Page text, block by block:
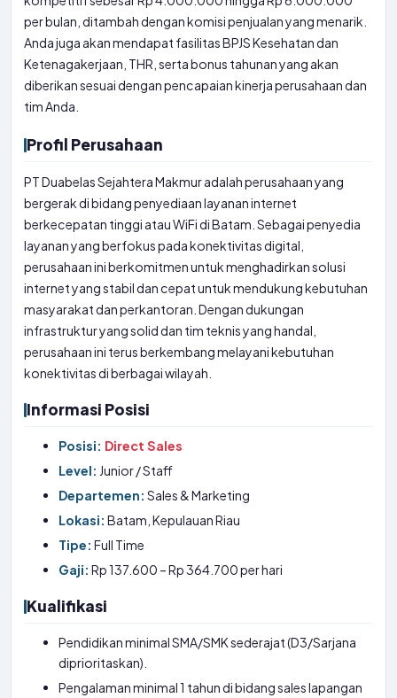
per bulan, ditambah dengan komisi penjualan yang menarik.
Anda juga akan mendapat fasilitas BPJS Kesehatan dan
Ketenagakerjaan, THR, serta bonus tahunan yang akan
diberikan sesuai dengan pencapaian kinerja perusahaan dan
tim Anda.
Profil Perusahaan
PT Duabelas Sejahtera Makmur adalah perusahaan yang
bergerak di bidang penyediaan layanan internet
berkecepatan tinggi atau WiFi di Batam. Sebagai penyedia
layanan yang berfokus pada konektivitas digital,
perusahaan ini berkomitmen untuk menghadirkan solusi
internet yang stabil dan cepat untuk mendukung kebutuhan
masyarakat dan perkantoran. Dengan dukungan
infrastruktur yang solid dan tim teknis yang handal,
perusahaan ini terus berkembang melayani kebutuhan
konektivitas di berbagai wilayah.
Informasi Posisi
Posisi: Direct Sales
Level: Junior / Staff
Departemen: Sales & Marketing
Lokasi: Batam, Kepulauan Riau
Tipe: Full Time
Gaji: Rp 137.600 – Rp 364.700 per hari
Kualifikasi
Pendidikan minimal SMA/SMK sederajat (D3/Sarjana
diprioritaskan).
Pengalaman minimal 1 tahun di bidang sales lapangan